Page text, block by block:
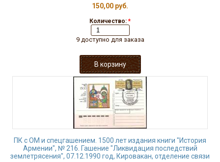
150,00 руб.
Количество: *
9 доступно для заказа
ПК с ОМ и спецгашением. 1500 лет издания книги "История
Армении", № 216. Гашение "Ликвидация последствий
землетрясения", 07.12.1990 год, Кировакан, отделение связи